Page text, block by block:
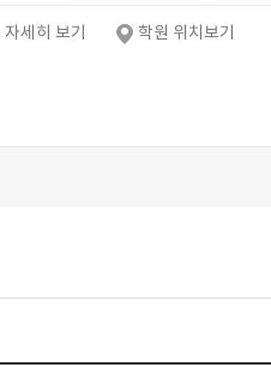
세히 보기 학원 위치보기